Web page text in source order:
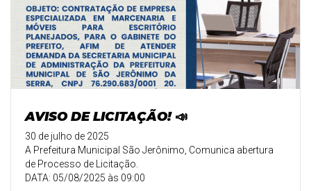
AVISO DE LICITAÇÃO! 📣
30 de julho de 2025
A Prefeitura Municipal São Jerônimo, Comunica abertura
de Processo de Licitação.
DATA: 05/08/2025 às 09:00